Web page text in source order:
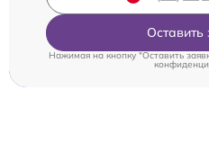
Оставить
Нажимая на кнопку "Оставить